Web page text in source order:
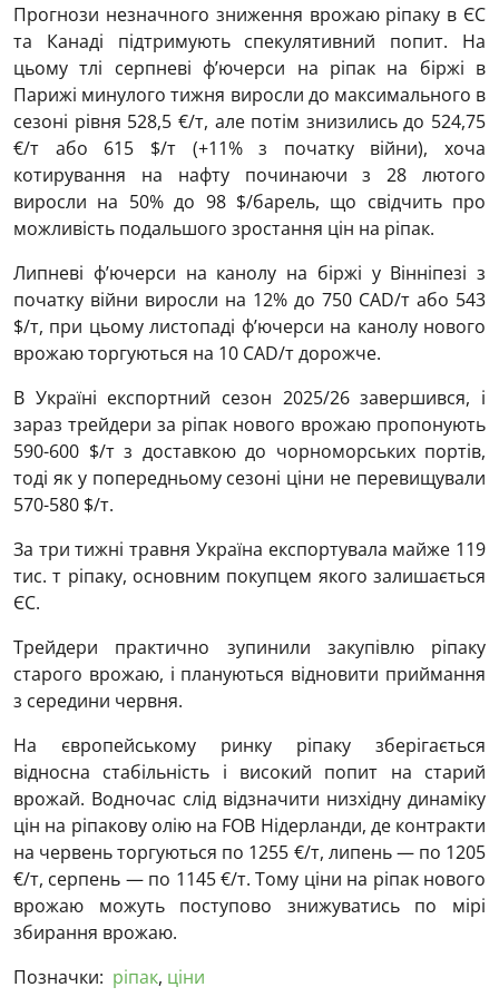
Прогнози незначного зниження врожаю ріпаку в ЄС
та Канаді підтримують спекулятивний попит. На
цьому тлі серпневі ф’ючерси на ріпак на біржі в
Парижі минулого тижня виросли до максимального в
сезоні рівня 528,5 €/т, але потім знизились до 524,75
€/т або 615 $/т (+11% з початку війни), хоча
котирування на нафту починаючи з 28 лютого
виросли на 50% до 98 $/барель, що свідчить про
можливість подальшого зростання цін на ріпак.
Липневі ф’ючерси на канолу на біржі у Вінніпезі з
початку війни виросли на 12% до 750 CAD/т або 543
$/т, при цьому листопаді ф’ючерси на канолу нового
врожаю торгуються на 10 CAD/т дорожче.
В Україні експортний сезон 2025/26 завершився, і
зараз трейдери за ріпак нового врожаю пропонують
590-600 $/т з доставкою до чорноморських портів,
тоді як у попередньому сезоні ціни не перевищували
570-580 $/т.
За три тижні травня Україна експортувала майже 119
тис. т ріпаку, основним покупцем якого залишається
ЄС.
Трейдери практично зупинили закупівлю ріпаку
старого врожаю, і плануються відновити приймання
з середини червня.
На європейському ринку ріпаку зберігається
відносна стабільність і високий попит на старий
врожай. Водночас слід відзначити низхідну динаміку
цін на ріпакову олію на FOB Нідерланди, де контракти
на червень торгуються по 1255 €/т, липень — по 1205
€/т, серпень — по 1145 €/т. Тому ціни на ріпак нового
врожаю можуть поступово знижуватись по мірі
збирання врожаю.
Позначки: ріпак, ціни